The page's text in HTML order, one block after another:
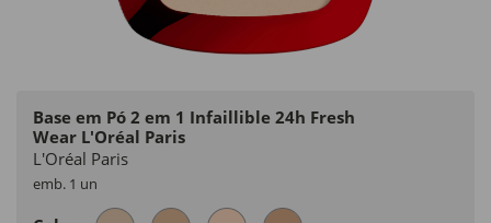
Base em Pó 2 em 1 Infaillible 24h Fresh
Wear L'Oréal Paris
L'Oréal Paris
emb. 1 un